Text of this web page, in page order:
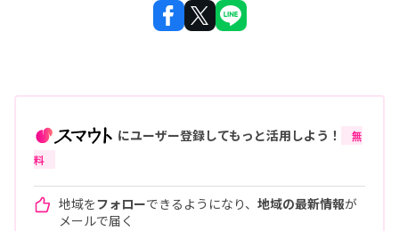
にユーザー登録してもっと活用しよう！
無
料
地域をフォローできるようになり、 地域の最新情報が
メールで届く